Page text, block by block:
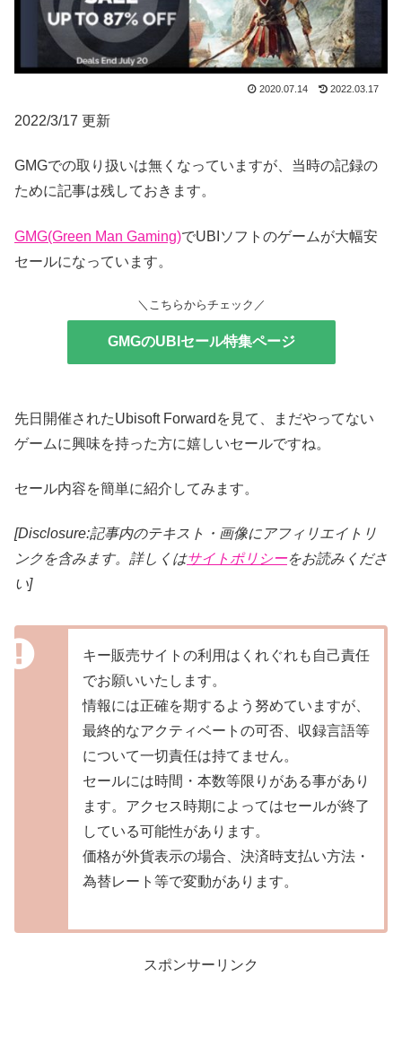
2020.07.14 2022.03.17
2022/3/17 更新
GMGでの取り扱いは無くなっていますが、当時の記録の
ために記事は残しておきます。
GMG(Green Man Gaming)でUBIソフトのゲームが大幅安
セールになっています。
＼こちらからチェック／
GMGのUBIセール特集ページ
先日開催されたUbisoft Forwardを見て、まだやってない
ゲームに興味を持った方に嬉しいセールですね。
セール内容を簡単に紹介してみます。
[Disclosure:記事内のテキスト・画像にアフィリエイトリ
ンクを含みます。詳しくはサイトポリシーをお読みくださ
い]
キー販売サイトの利用はくれぐれも自己責任
でお願いいたします。
情報には正確を期するよう努めていますが、
最終的なアクティベートの可否、収録言語等
について一切責任は持てません。
セールには時間・本数等限りがある事があり
ます。アクセス時期によってはセールが終了
している可能性があります。
価格が外貨表示の場合、決済時支払い方法・
為替レート等で変動があります。
スポンサーリンク